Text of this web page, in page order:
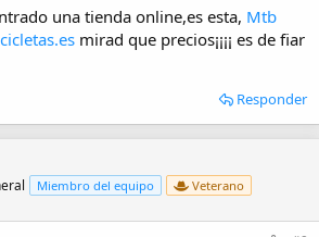
una tienda online,es esta, Mtb
mirad que precios¡¡¡¡ es de fiar
Responder
Miembro del equipo Veterano